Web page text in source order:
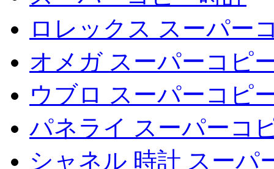
ロレックス スーパー
オメガ スーパーコピ
ウブロ スーパーコピ
パネライ スーパーコ
シャネル 時計 スーパ